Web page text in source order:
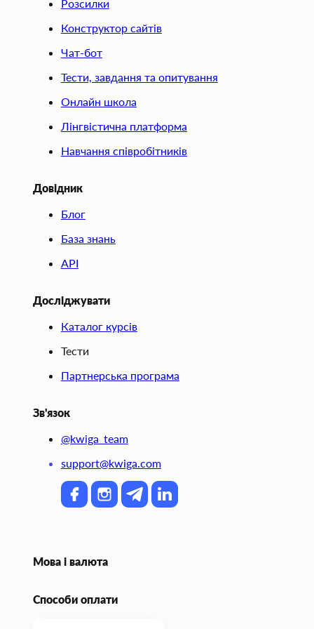
Розсилки
Конструктор сайтів
Чат-бот
Тести, завдання та опитування
Онлайн школа
Лінгвістична платформа
Навчання співробітників
Довідник
Блог
База знань
API
Досліджувати
Каталог курсів
Тести
Партнерська програма
Зв'язок
@kwiga_team
support@kwiga.com
Мова і валюта
Способи оплати